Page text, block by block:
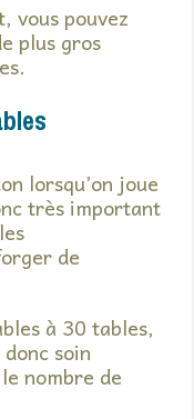
vous pouvez
plus gros
lorsqu’on joue
très important
de
à 30 tables,
soin
nombre de